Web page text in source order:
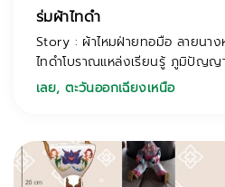
ร่มผ้าไทดำ
Story : ผ้าไหมฝ่ายทอมือ ลายนา
ไทดำโบราณแหล่งเรียนรู้ ภูมิปัญญ
เลย,ตะวันออกเฉียงเหนือ